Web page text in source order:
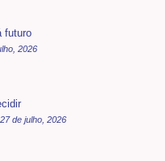
futuro
2026
27 de julho, 2026